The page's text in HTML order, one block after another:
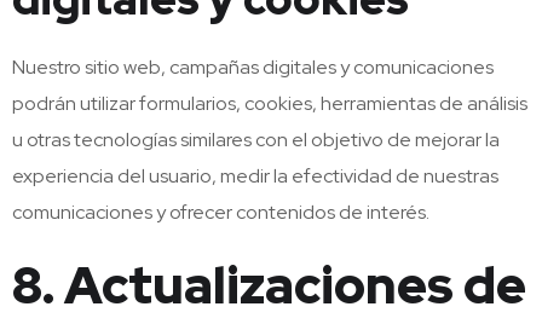
Nuestro sitio web, campañas digitales y comunicaciones
podrán utilizar formularios, cookies, herramientas de análisis
u otras tecnologías similares con el objetivo de mejorar la
experiencia del usuario, medir la efectividad de nuestras
comunicaciones y ofrecer contenidos de interés.
8. Actualizaciones de